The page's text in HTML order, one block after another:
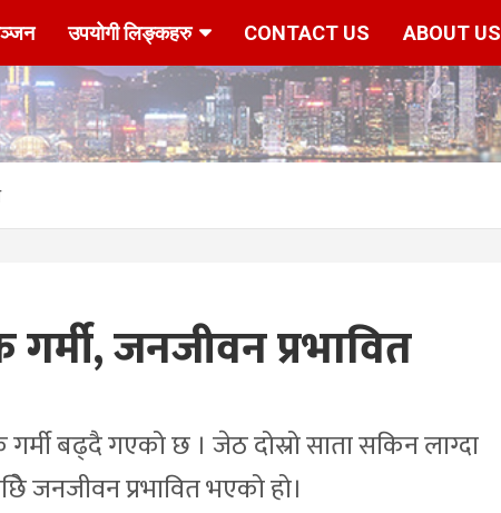
उपयोगी लिङ्कहरु CONTACT US ABOUT US
जनजीवन प्रभावित
बढ्दै गएको छ । जेठ दोस्रो साता सकिन लाग्दा
जनजीवन प्रभावित भएको हो।